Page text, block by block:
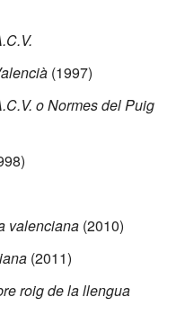
(1997)
o Normes del Puig
valenciana (2010)
(2011)
roig de la llengua